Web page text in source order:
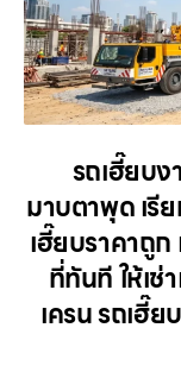
รถเฮี๊ยบ
มาบตาพุด เรี
เฮี๊ยบราคาถู
ที่ทันที ให้เช่
เครน รถเฮี๊